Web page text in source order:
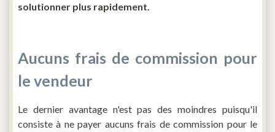
solutionner plus rapidement.
Aucuns frais de commission pour
le vendeur
Le dernier avantage n'est pas des moindres puisqu'il
consiste à ne payer aucuns frais de commission pour le